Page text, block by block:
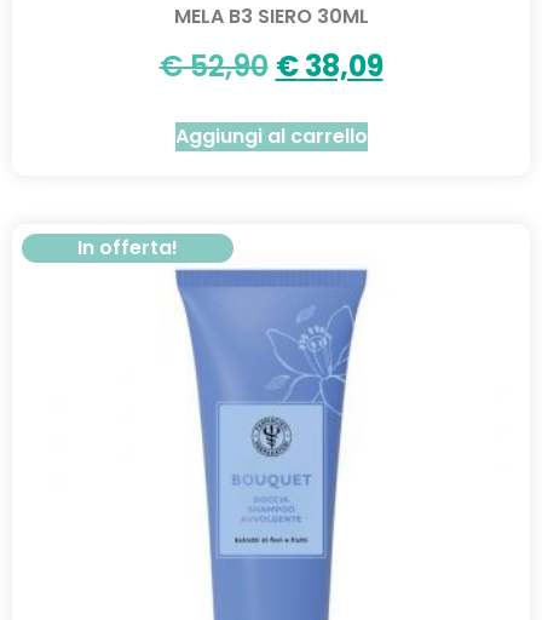
MELA B3 SIERO 30ML
€52,90 €38,09
Aggiungi al carrello
In offerta!